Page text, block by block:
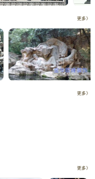
更多》
更多》
更多》